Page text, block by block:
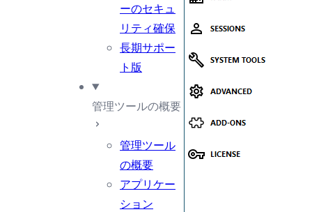
ーのセキュ
リティ確保
長期サポー
ト版
管理ツールの概要
管理ツール
の概要
アプリケー
ション